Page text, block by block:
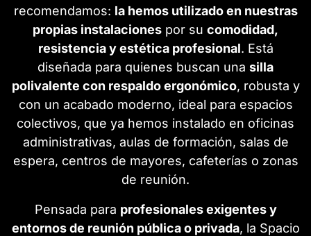
recomendamos: la hemos utilizado en nuestras
propias instalaciones por su comodidad,
resistencia y estética profesional. Está
diseñada para quienes buscan una silla
polivalente con respaldo ergonómico, robusta y
con un acabado moderno, ideal para espacios
colectivos, que ya hemos instalado en oficinas
administrativas, aulas de formación, salas de
espera, centros de mayores, cafeterías o zonas
de reunión.
Pensada para profesionales exigentes y
entornos de reunión pública o privada, la Spacio